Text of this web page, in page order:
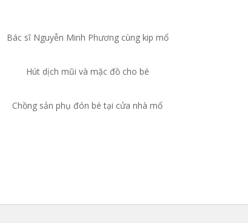
Bác sĩ Nguyễn Minh Phương cùng kip mổ
Hút dịch mũi và mặc đồ cho bé
Chồng sản phụ đón bé tại cửa nhà mổ